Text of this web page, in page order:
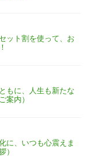
ット割を使って、お
もに、人生も新たな
案内）
に、いつも心震えま
）